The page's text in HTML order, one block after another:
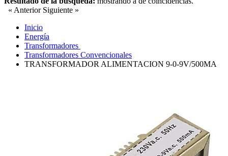
« Anterior Siguiente »
Inicio
Energía
Transformadores
Transformadores Convencionales
TRANSFORMADOR ALIMENTACION 9-0-9V/500MA